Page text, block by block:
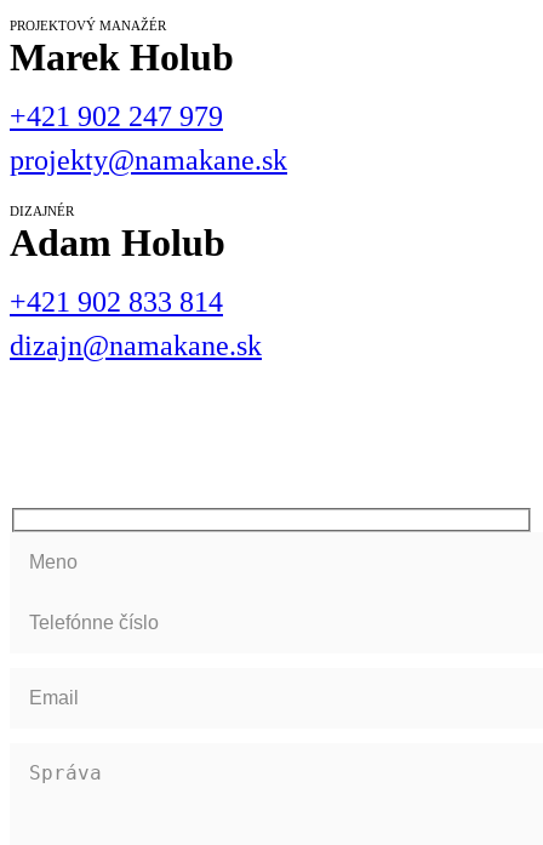
PROJEKTOVÝ MANAŽÉR
Marek Holub
+421 902 247 979
projekty@namakane.sk
DIZAJNÉR
Adam Holub
+421 902 833 814
dizajn@namakane.sk